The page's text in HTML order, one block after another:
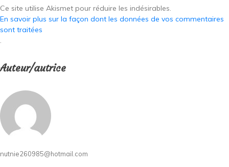
Ce site utilise Akismet pour réduire les indésirables.
En savoir plus sur la façon dont les données de vos commentaires
sont traitées
.
Auteur/autrice
nutnie260985@hotmail.com